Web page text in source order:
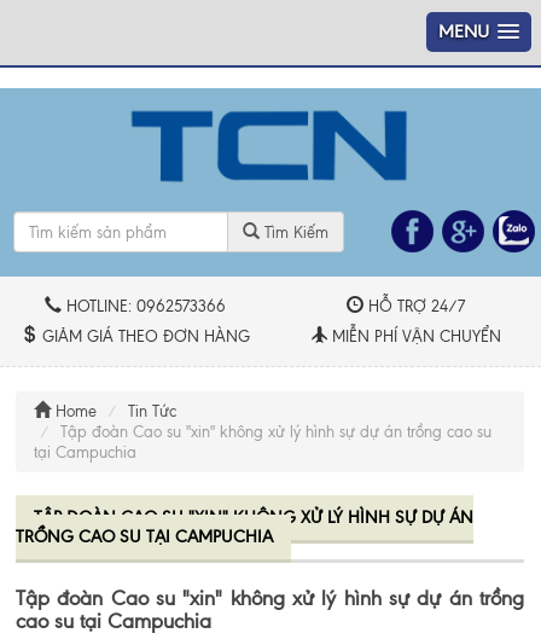
MENU
Tìm Kiếm
HOTLINE: 0962573366
HỖ TRỢ 24/7
GIẢM GIÁ THEO ĐƠN HÀNG
MIỄN PHÍ VẬN CHUYỂN
Home
Tin Tức
Tập đoàn Cao su "xin" không xử lý hình sự dự án trồng cao su
tại Campuchia
TẬP ĐOÀN CAO SU "XIN" KHÔNG XỬ LÝ HÌNH SỰ DỰ ÁN
TRỒNG CAO SU TẠI CAMPUCHIA
Tập đoàn Cao su "xin" không xử lý hình sự dự án trồng
cao su tại Campuchia